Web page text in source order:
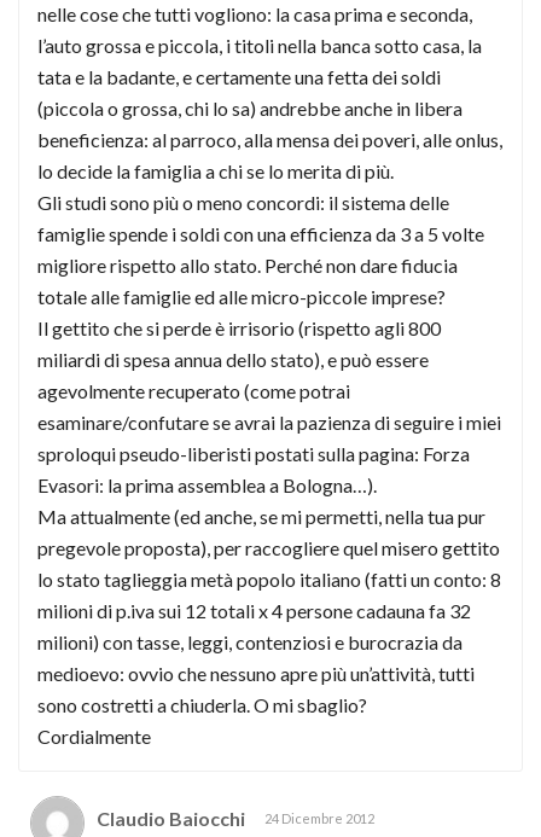
nelle cose che tutti vogliono: la casa prima e seconda,
l’auto grossa e piccola, i titoli nella banca sotto casa, la
tata e la badante, e certamente una fetta dei soldi
(piccola o grossa, chi lo sa) andrebbe anche in libera
beneficienza: al parroco, alla mensa dei poveri, alle onlus,
lo decide la famiglia a chi se lo merita di più.
Gli studi sono più o meno concordi: il sistema delle
famiglie spende i soldi con una efficienza da 3 a 5 volte
migliore rispetto allo stato. Perché non dare fiducia
totale alle famiglie ed alle micro-piccole imprese?
Il gettito che si perde è irrisorio (rispetto agli 800
miliardi di spesa annua dello stato), e può essere
agevolmente recuperato (come potrai
esaminare/confutare se avrai la pazienza di seguire i miei
sproloqui pseudo-liberisti postati sulla pagina: Forza
Evasori: la prima assemblea a Bologna…).
Ma attualmente (ed anche, se mi permetti, nella tua pur
pregevole proposta), per raccogliere quel misero gettito
lo stato taglieggia metà popolo italiano (fatti un conto: 8
milioni di p.iva sui 12 totali x 4 persone cadauna fa 32
milioni) con tasse, leggi, contenziosi e burocrazia da
medioevo: ovvio che nessuno apre più un’attività, tutti
sono costretti a chiuderla. O mi sbaglio?
Cordialmente
Claudio Baiocchi 24 Dicembre 2012